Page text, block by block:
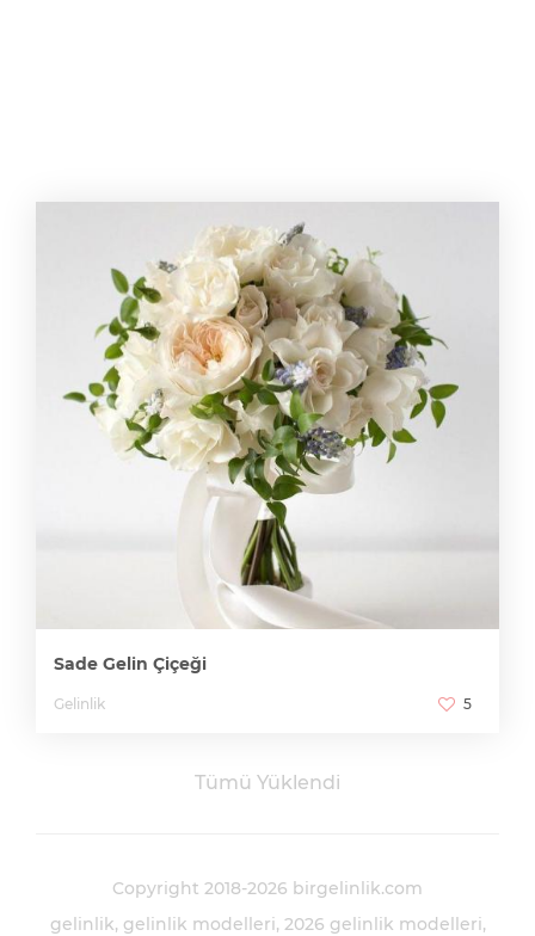
Sade Gelin Çiçeği
Gelinlik 5
Tümü Yüklendi
Copyright 2018-2026 birgelinlik.com
gelinlik gelinlik modelleri 2026 gelinlik modelleri